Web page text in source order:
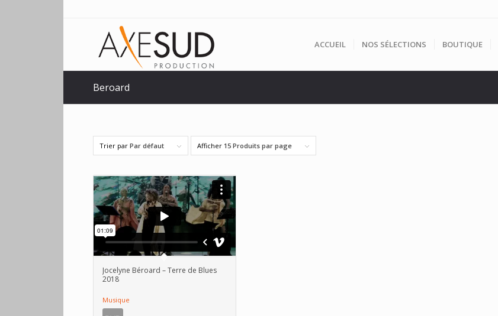
ACCUEIL NOS SÉLECTIONS BOUTIQUE
Beroard
Trier par Par défaut Afficher 15 Produits par page
Jocelyne Béroard – Terre de Blues
2018
Musique